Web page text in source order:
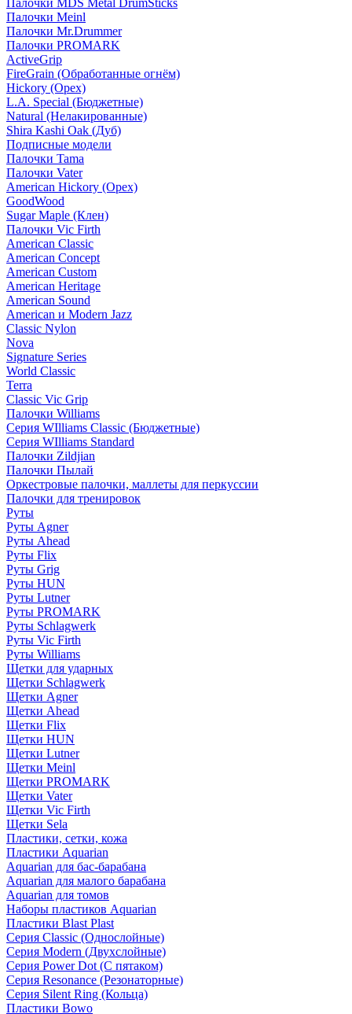
Палочки MDS Metal DrumSticks
Палочки Meinl
Палочки Mr.Drummer
Палочки PROMARK
ActiveGrip
FireGrain (Обработанные огнём)
Hickory (Орех)
L.A. Special (Бюджетные)
Natural (Нелакированные)
Shira Kashi Oak (Дуб)
Подписные модели
Палочки Tama
Палочки Vater
American Hickory (Орех)
GoodWood
Sugar Maple (Клен)
Палочки Vic Firth
American Classic
American Concept
American Custom
American Heritage
American Sound
American и Modern Jazz
Classic Nylon
Nova
Signature Series
World Classic
Terra
Classic Vic Grip
Палочки Williams
Серия WIlliams Classic (Бюджетные)
Серия WIlliams Standard
Палочки Zildjian
Палочки Пылай
Оркестровые палочки, маллеты для перкуссии
Палочки для тренировок
Руты
Руты Agner
Руты Ahead
Руты Flix
Руты Grig
Руты HUN
Руты Lutner
Руты PROMARK
Руты Schlagwerk
Руты Vic Firth
Руты Williams
Щетки для ударных
Щетки Schlagwerk
Щетки Agner
Щетки Ahead
Щетки Flix
Щетки HUN
Щетки Lutner
Щетки Meinl
Щетки PROMARK
Щетки Vater
Щетки Vic Firth
Щетки Sela
Пластики, сетки, кожа
Пластики Aquarian
Aquarian для бас-барабана
Aquarian для малого барабана
Aquarian для томов
Наборы пластиков Aquarian
Пластики Blast Plast
Серия Classic (Однослойные)
Серия Modern (Двухслойные)
Серия Power Dot (С пятаком)
Серия Resonance (Резонаторные)
Серия Silent Ring (Кольца)
Пластики Bowo